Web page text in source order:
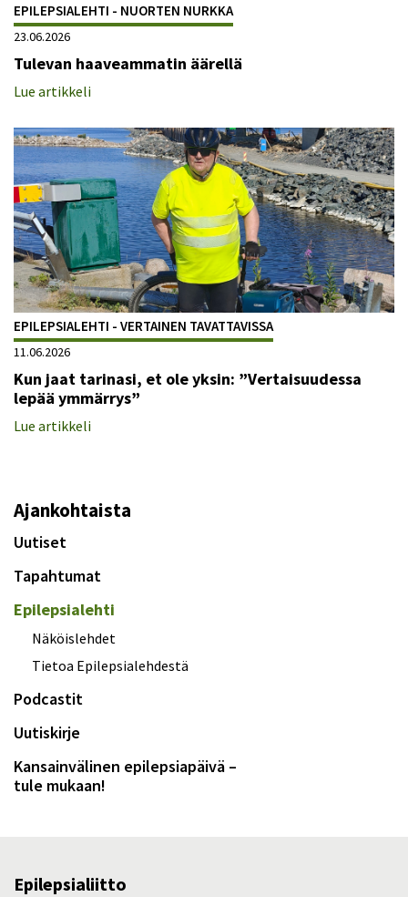
EPILEPSIALEHTI - NUORTEN NURKKA
23.06.2026
Tulevan haaveammatin äärellä
Lue artikkeli
EPILEPSIALEHTI - VERTAINEN TAVATTAVISSA
11.06.2026
Kun jaat tarinasi, et ole yksin: ”Vertaisuudessa
lepää ymmärrys”
Lue artikkeli
Ajankohtaista
Uutiset
Tapahtumat
Epilepsialehti
Näköislehdet
Tietoa Epilepsialehdestä
Podcastit
Uutiskirje
Kansainvälinen epilepsiapäivä –
tule mukaan!
Epilepsialiitto